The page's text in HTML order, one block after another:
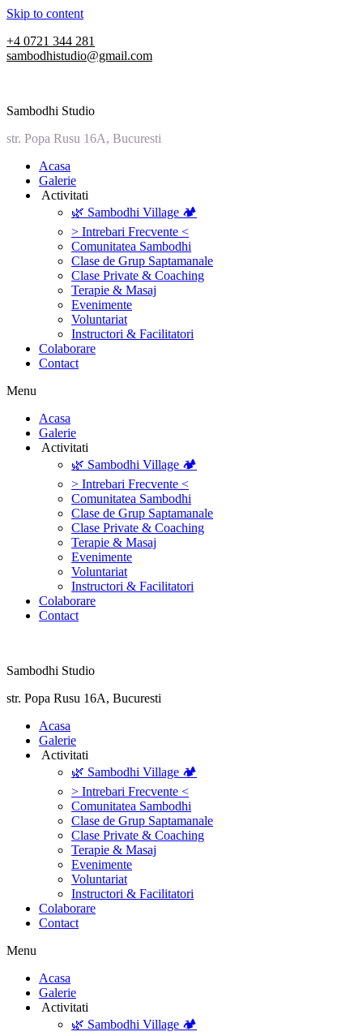
Skip to content
+4 0721 344 281
sambodhistudio@gmail.com
Sambodhi Studio
str. Popa Rusu 16A, Bucuresti
‎Acasa
Galerie
‎ ‎Activitati‎
🌿 Sambodhi Village 🏕️
> Intrebari Frecvente <
Comunitatea Sambodhi
Clase de Grup Saptamanale
Clase Private & Coaching
Terapie & Masaj
‎Evenimente
Voluntariat
‏‏‎Instructori & Facilitatori
Colaborare
Contact
Menu
‎Acasa
Galerie
‎ ‎Activitati‎
🌿 Sambodhi Village 🏕️
> Intrebari Frecvente <
Comunitatea Sambodhi
Clase de Grup Saptamanale
Clase Private & Coaching
Terapie & Masaj
‎Evenimente
Voluntariat
‏‏‎Instructori & Facilitatori
Colaborare
Contact
Sambodhi Studio
str. Popa Rusu 16A, Bucuresti
‎Acasa
Galerie
‎ ‎Activitati‎
🌿 Sambodhi Village 🏕️
> Intrebari Frecvente <
Comunitatea Sambodhi
Clase de Grup Saptamanale
Clase Private & Coaching
Terapie & Masaj
‎Evenimente
Voluntariat
‏‏‎Instructori & Facilitatori
Colaborare
Contact
Menu
‎Acasa
Galerie
‎ ‎Activitati‎
🌿 Sambodhi Village 🏕️